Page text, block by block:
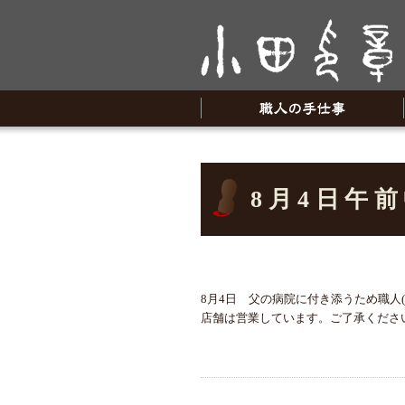
8月4日午
8月4日 父の病院に付き添うため職人(
店舗は営業しています。ご了承くださ